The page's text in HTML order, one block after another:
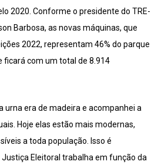
2020. Conforme o presidente do TRE-
Barbosa, as novas máquinas, que
2022, representam 46% do parque
ficará com um total de 8.914
urna era de madeira e acompanhei a
Hoje elas estão mais modernas,
a toda população. Isso é
Eleitoral trabalha em função da